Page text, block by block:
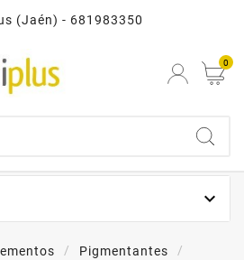
(Jaén) - 681983350
0

Pigmentantes